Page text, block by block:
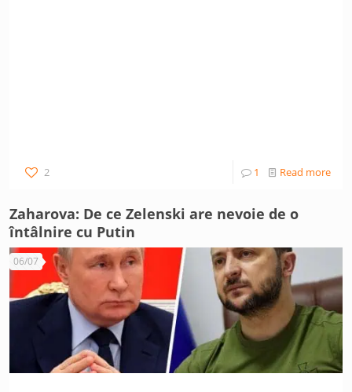
2 1 Read more
Zaharova: De ce Zelenski are nevoie de o
întâlnire cu Putin
06/07